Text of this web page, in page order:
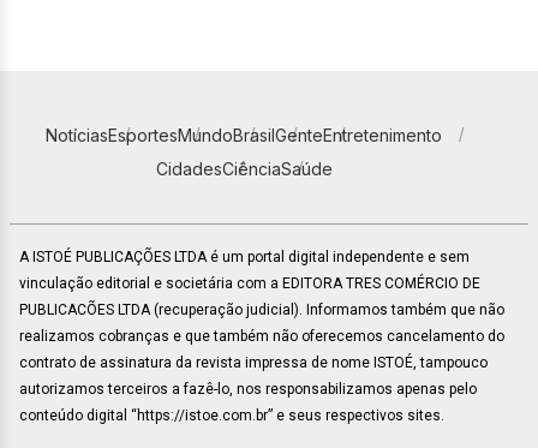
NotíciasEsportesMundoBrasilGenteEntretenimento
CidadesCiênciaSaúde
A ISTOÉ PUBLICAÇÕES LTDA é um portal digital independente e sem
vinculação editorial e societária com a EDITORA TRES COMÉRCIO DE
PUBLICACÕES LTDA (recuperação judicial). Informamos também que não
realizamos cobranças e que também não oferecemos cancelamento do
contrato de assinatura da revista impressa de nome ISTOÉ, tampouco
autorizamos terceiros a fazê-lo, nos responsabilizamos apenas pelo
conteúdo digital “https://istoe.com.br” e seus respectivos sites.